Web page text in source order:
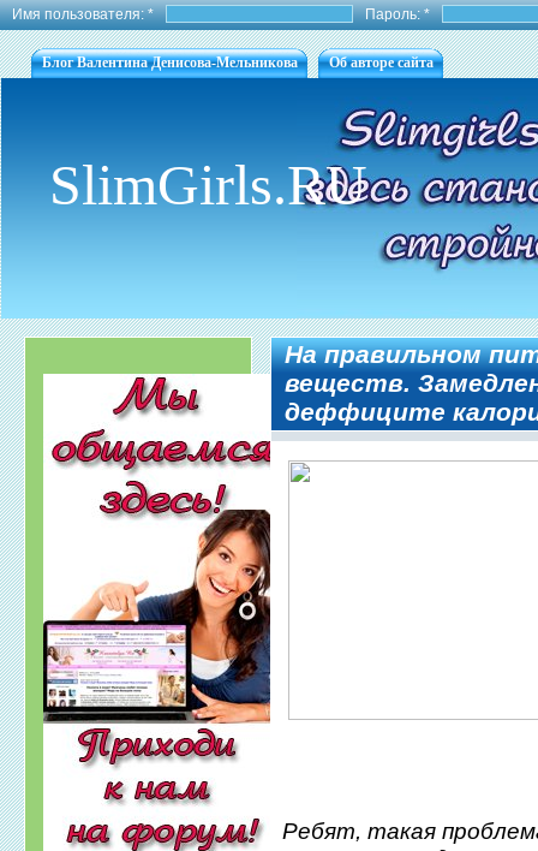
Имя пользователя:* Пароль:*
Блог Валентина Денисова-Мельникова Об авторе сайта
SlimGirls.RU
На правильном
веществ.
деффиците
Ребят, такая